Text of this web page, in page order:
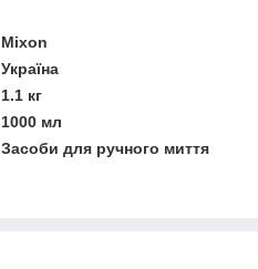
Mixon
Україна
1.1 кг
1000 мл
Засоби для ручного миття